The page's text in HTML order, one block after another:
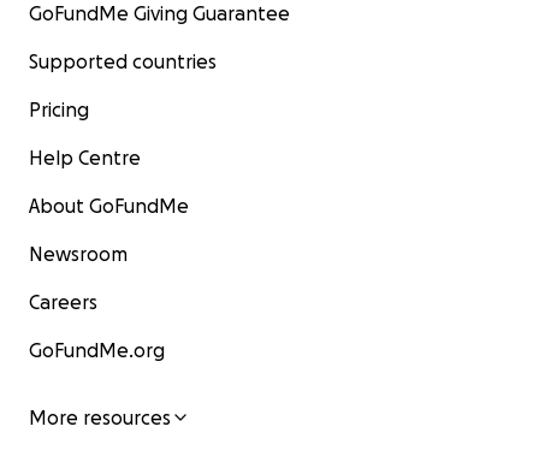
GoFundMe Giving Guarantee
Supported countries
Pricing
Help Centre
About GoFundMe
Newsroom
Careers
GoFundMe.org
More resources